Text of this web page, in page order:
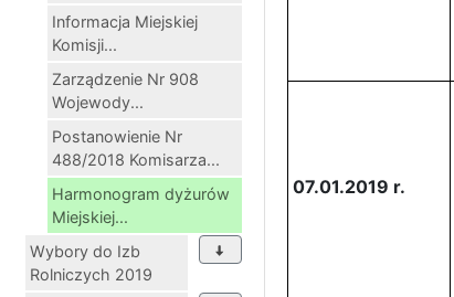
Informacja Miejskiej
Komisji...
Zarządzenie Nr 908
Wojewody...
Postanowienie Nr
488/2018 Komisarza...
Harmonogram dyżurów
Miejskiej...
Wybory do Izb
Rolniczych 2019
07.01.2019 r.